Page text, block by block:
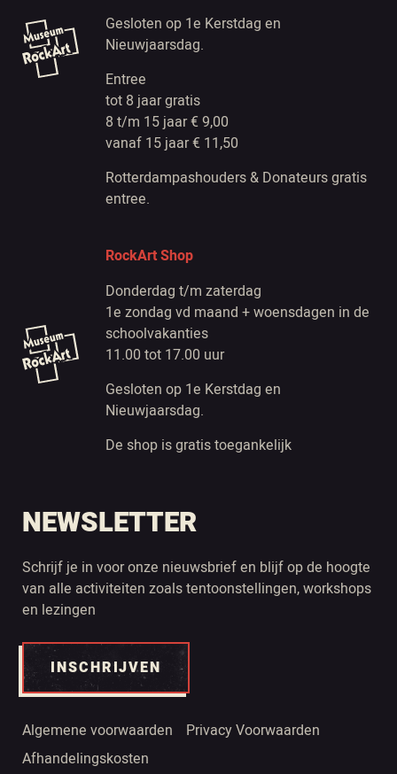
Gesloten op 1e Kerstdag en
Nieuwjaarsdag.
Entree
tot 8 jaar gratis
8 t/m 15 jaar € 9,00
vanaf 15 jaar € 11,50
Rotterdampashouders & Donateurs gratis
entree.
RockArt Shop
Donderdag t/m zaterdag
1e zondag vd maand + woensdagen in de
schoolvakanties
11.00 tot 17.00 uur
Gesloten op 1e Kerstdag en
Nieuwjaarsdag.
De shop is gratis toegankelijk
NEWSLETTER
Schrijf je in voor onze nieuwsbrief en blijf op de hoogte
van alle activiteiten zoals tentoonstellingen, workshops
en lezingen
INSCHRIJVEN
Algemene voorwaarden
Privacy Voorwaarden
Afhandelingskosten